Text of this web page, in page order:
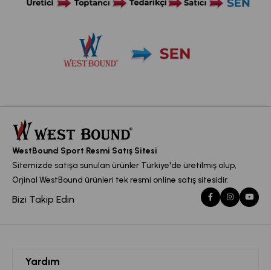
WestBound Sport Resmi Satış Sitesi
Sitemizde satışa sunulan ürünler Türkiye'de üretilmiş olup,
Orjinal WestBound ürünleri tek resmi online satış sitesidir.
Bizi Takip Edin
Yardım